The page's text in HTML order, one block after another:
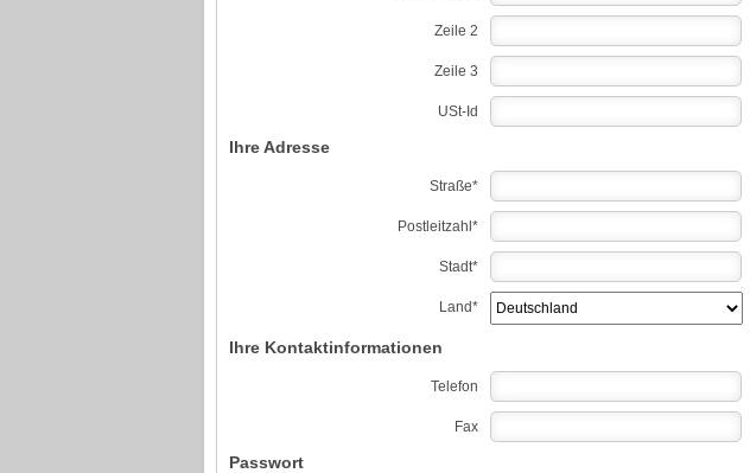
Zeile 2
Zeile 3
USt-Id
Ihre Adresse
Straße*
Postleitzahl*
Stadt*
Land*
Ihre Kontaktinformationen
Telefon
Fax
Passwort